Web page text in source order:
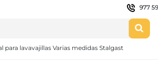
977
para lavavajillas Varias medidas Stalgast